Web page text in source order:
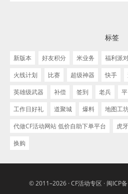
标签
新版本 好友积分 米业务 福利派
火线计划
比赛 超级神器 快手
英雄级武器
补偿 签到 老兵
工作日好礼
道聚城 爆料
地图工
代做CF活动网站 低价自助下单平台
虎牙
换购
© 2011–2026 ·CF活动专区 · 闽ICP